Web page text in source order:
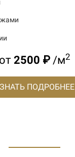
от2500 ₽/м2
ПОДРОБНЕЕ